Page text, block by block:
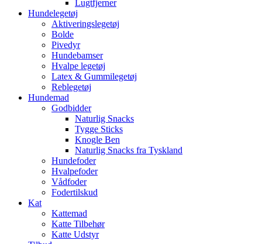
Lugtfjerner
Hundelegetøj
Aktiveringslegetøj
Bolde
Pivedyr
Hundebamser
Hvalpe legetøj
Latex & Gummilegetøj
Reblegetøj
Hundemad
Godbidder
Naturlig Snacks
Tygge Sticks
Knogle Ben
Naturlig Snacks fra Tyskland
Hundefoder
Hvalpefoder
Vådfoder
Fodertilskud
Kat
Kattemad
Katte Tilbehør
Katte Udstyr